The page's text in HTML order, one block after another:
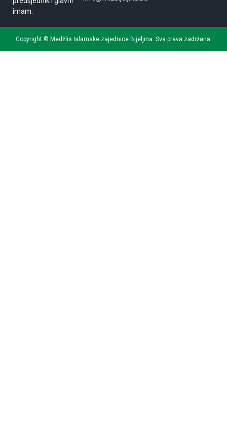
imam.
Copyright © Medžlis Islamske zajednice Bijeljina. Sva prava zadržana.